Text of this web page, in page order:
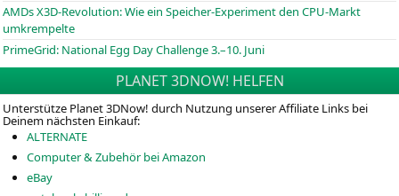
AMDs X3D-Revolution: Wie ein Speicher-Experiment den CPU-Markt
umkrempelte
PrimeGrid: National Egg Day Challenge 3.–10. Juni
PLANET 3DNOW! HELFEN
Unterstütze Planet 3DNow! durch Nutzung unserer Affiliate Links bei
Deinem nächsten Einkauf:
ALTERNATE
Computer & Zubehör bei Amazon
eBay